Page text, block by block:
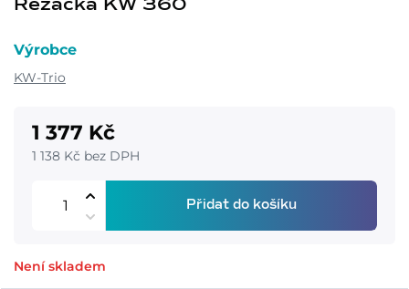
Řezačka KW 360
Výrobce
KW-Trio
1 377 Kč
1 138 Kč bez DPH
Přidat do košíku
Není skladem